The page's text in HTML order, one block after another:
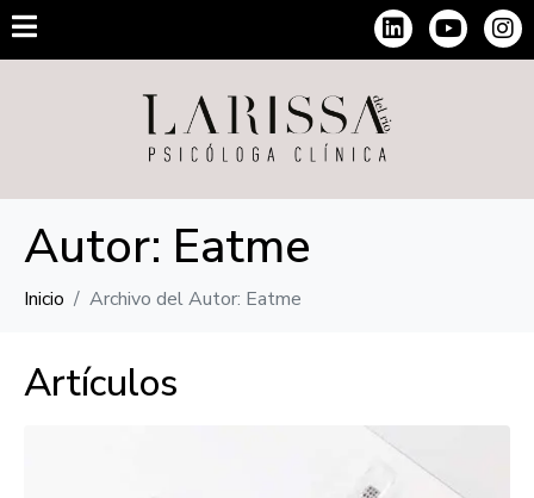
Autor: Eatme
Inicio Archivo del Autor: Eatme
Artículos